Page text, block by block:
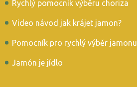
Rychlý pomocník výběru choriza
Video návod jak krájet jamon?
Pomocník pro rychlý výběr jamonu
Jamón je jídlo